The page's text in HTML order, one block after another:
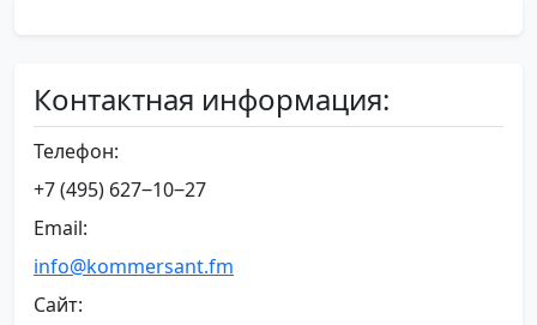
Контактная информация:
Телефон:
+7 (495) 627‒10‒27
Email:
info@kommersant.fm
Сайт: